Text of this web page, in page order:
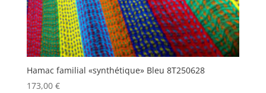
Hamac familial «synthétique» Bleu 8T250628
173,00 €